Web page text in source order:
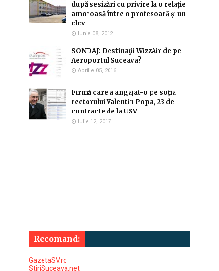
după sesizări cu privire la o relație
amoroasă între o profesoară și un
elev
Iunie 08, 2012
SONDAJ: Destinaţii WizzAir de pe
Aeroportul Suceava?
Aprilie 05, 2016
Firmă care a angajat-o pe soția
rectorului Valentin Popa, 23 de
contracte de la USV
Iulie 12, 2017
Recomand:
GazetaSV.ro
StiriSuceava.net